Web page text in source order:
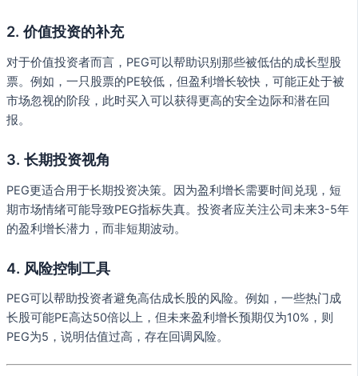
2. 价值投资的补充
对于价值投资者而言，PEG可以帮助识别那些被低估的成长型股
票。例如，一只股票的PE较低，但盈利增长较快，可能正处于被
市场忽视的阶段，此时买入可以获得更高的安全边际和潜在回
报。
3. 长期投资视角
PEG更适合用于长期投资决策。因为盈利增长需要时间兑现，短
期市场情绪可能导致PEG指标失真。投资者应关注公司未来3-5年
的盈利增长潜力，而非短期波动。
4. 风险控制工具
PEG可以帮助投资者避免高估成长股的风险。例如，一些热门成
长股可能PE高达50倍以上，但未来盈利增长预期仅为10%，则
PEG为5，说明估值过高，存在回调风险。